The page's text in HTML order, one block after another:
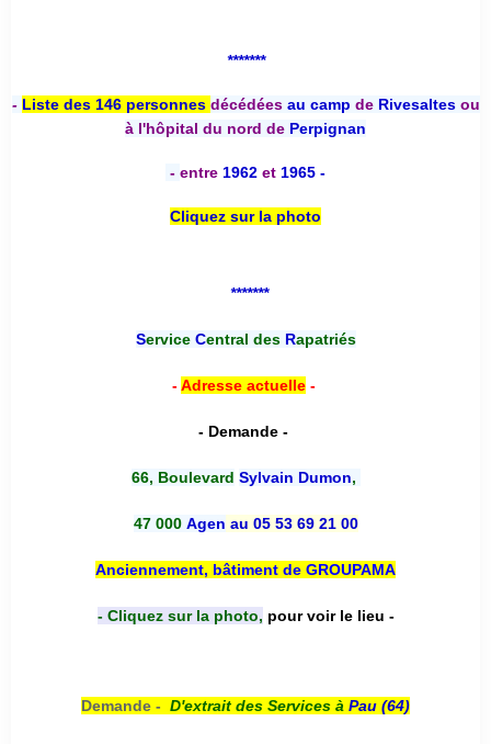
*******
- Liste des 146 personnes décédées au camp deRivesaltesou
à l'hôpital du nord de Perpignan
- entre 1962 et 1965 -
Cliquez sur la photo
*******
Service Central desRapatriés
-Adresse actuelle-
- Demande -
66, Boulevard Sylvain Dumon,
47 000 Agen au 05 53 69 21 00
Anciennement, bâtiment de GROUPAMA
- Cliquez sur la photo, pour voir le lieu -
Demande - D'extrait des Services à Pau (64)